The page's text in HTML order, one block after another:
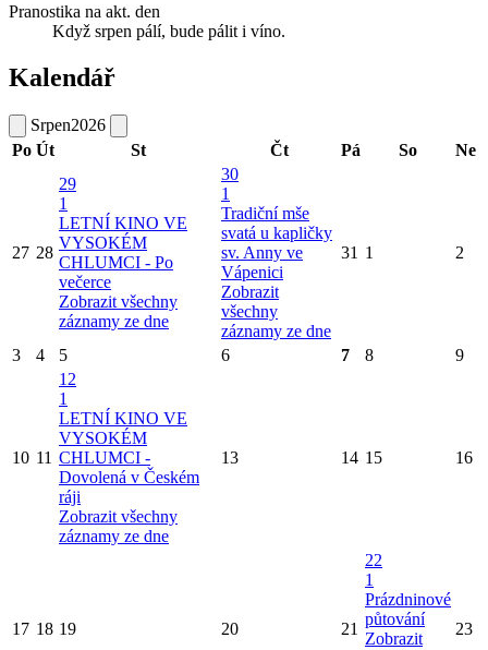
Pranostika na akt. den
Když srpen pálí, bude pálit i víno.
Kalendář
Srpen2026
Po Út St Čt Pá So Ne
27 28
29
1
LETNÍ KINO VE
VYSOKÉM
CHLUMCI - Po
večerce
Zobrazit všechny
záznamy ze dne
30
1
Tradiční mše
svatá u kapličky
sv. Anny ve
Vápenici
Zobrazit
všechny
záznamy ze dne
31 1 2
3 4 5 6 7 8 9
10 11
12
1
LETNÍ KINO VE
VYSOKÉM
CHLUMCI -
Dovolená v Českém
ráji
Zobrazit všechny
záznamy ze dne
13 14 15 16
17 18 19 20 21
22
1
Prázdninové
půtování
Zobrazit
23